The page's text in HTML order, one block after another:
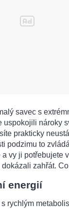
savec s
uspokojili nároky
prakticky
podzimu to
vy ji potřebujete
zahřát.
energií
rychlým